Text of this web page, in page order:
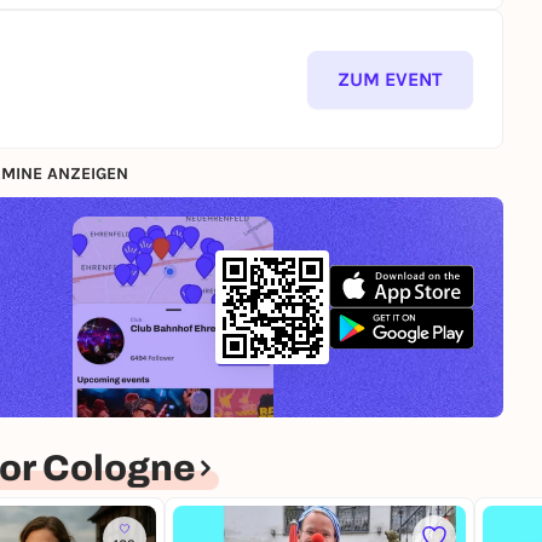
startet ihr direkt ins Erlebnis.
Rätseln oder Fragen.
Pausenstopps an lokalen Highlights – perfekt zum
Smartphone und Lust auf Abenteuer – mehr
Erlebnis organisieren wir.
25 €
ZUM EVENT
ANZEIGEN
Cologne